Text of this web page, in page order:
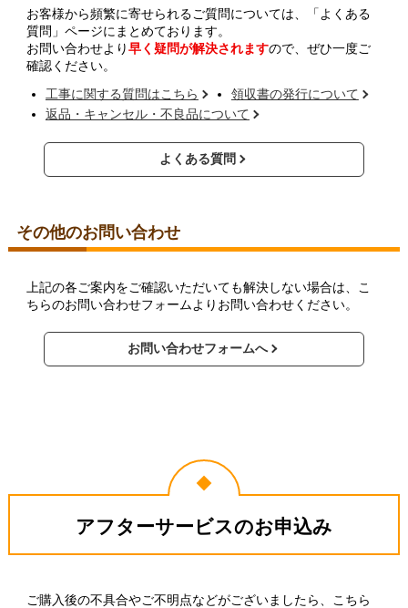
お客様から頻繁に寄せられるご質問については、「よくある
質問」ページにまとめております。
お問い合わせより早く疑問が解決されますので、ぜひ一度ご
確認ください。
工事に関する質問はこちら
領収書の発行について
返品・キャンセル・不良品について
よくある質問
その他のお問い合わせ
上記の各ご案内をご確認いただいても解決しない場合は、こ
ちらのお問い合わせフォームよりお問い合わせください。
お問い合わせフォームへ
アフターサービスのお申込み
ご購入後の不具合やご不明点などがございましたら、こちら